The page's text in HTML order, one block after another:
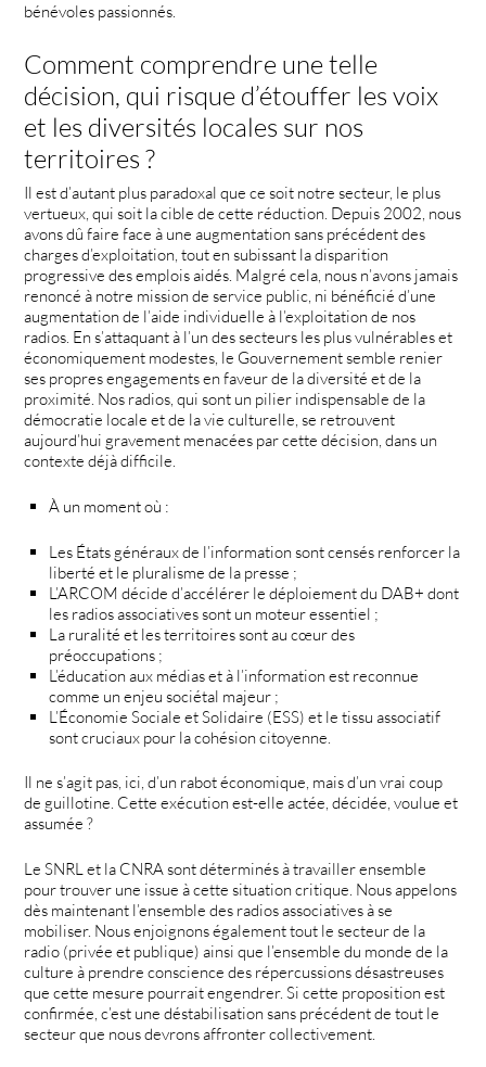
bénévoles passionnés.
Comment comprendre une telle
décision, qui risque d’étouffer les voix
et les diversités locales sur nos
territoires ?
Il est d’autant plus paradoxal que ce soit notre secteur, le plus
vertueux, qui soit la cible de cette réduction. Depuis 2002, nous
avons dû faire face à une augmentation sans précédent des
charges d’exploitation, tout en subissant la disparition
progressive des emplois aidés. Malgré cela, nous n’avons jamais
renoncé à notre mission de service public, ni bénéficié d’une
augmentation de l’aide individuelle à l’exploitation de nos
radios. En s’attaquant à l’un des secteurs les plus vulnérables et
économiquement modestes, le Gouvernement semble renier
ses propres engagements en faveur de la diversité et de la
proximité. Nos radios, qui sont un pilier indispensable de la
démocratie locale et de la vie culturelle, se retrouvent
aujourd’hui gravement menacées par cette décision, dans un
contexte déjà difficile.
À un moment où :
Les États généraux de l’information sont censés renforcer la
liberté et le pluralisme de la presse ;
L’ARCOM décide d’accélérer le déploiement du DAB+ dont
les radios associatives sont un moteur essentiel ;
La ruralité et les territoires sont au cœur des
préoccupations ;
L’éducation aux médias et à l’information est reconnue
comme un enjeu sociétal majeur ;
L’Économie Sociale et Solidaire (ESS) et le tissu associatif
sont cruciaux pour la cohésion citoyenne.
Il ne s’agit pas, ici, d’un rabot économique, mais d’un vrai coup
de guillotine. Cette exécution est-elle actée, décidée, voulue et
assumée ?
Le SNRL et la CNRA sont déterminés à travailler ensemble
pour trouver une issue à cette situation critique. Nous appelons
dès maintenant l’ensemble des radios associatives à se
mobiliser. Nous enjoignons également tout le secteur de la
radio (privée et publique) ainsi que l’ensemble du monde de la
culture à prendre conscience des répercussions désastreuses
que cette mesure pourrait engendrer. Si cette proposition est
confirmée, c’est une déstabilisation sans précédent de tout le
secteur que nous devrons affronter collectivement.